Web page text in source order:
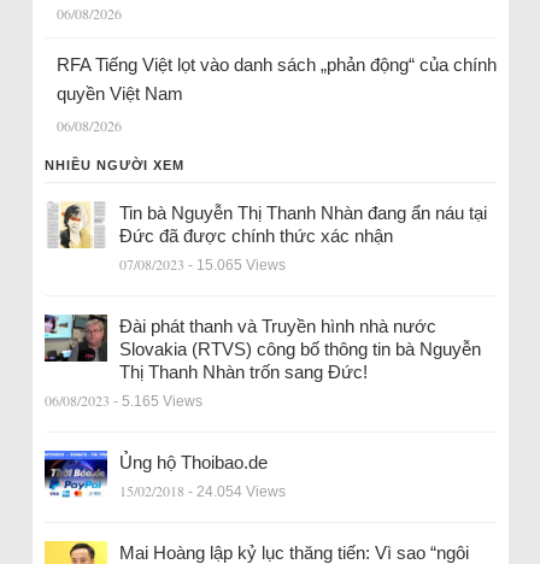
06/08/2026
RFA Tiếng Việt lọt vào danh sách „phản động“ của chính
quyền Việt Nam
06/08/2026
NHIỀU NGƯỜI XEM
Tin bà Nguyễn Thị Thanh Nhàn đang ẩn náu tại
Đức đã được chính thức xác nhận
07/08/2023 - 15.065 Views
Đài phát thanh và Truyền hình nhà nước
Slovakia (RTVS) công bố thông tin bà Nguyễn
Thị Thanh Nhàn trốn sang Đức!
06/08/2023 - 5.165 Views
Ủng hộ Thoibao.de
15/02/2018 - 24.054 Views
Mai Hoàng lập kỷ lục thăng tiến: Vì sao “ngôi